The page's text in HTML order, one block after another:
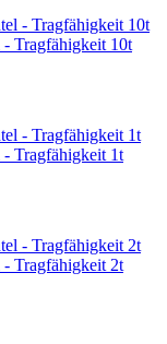
Tragfähigkeit 10t
Tragfähigkeit 1t
Tragfähigkeit 2t